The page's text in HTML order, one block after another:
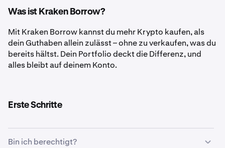
Was ist Kraken Borrow?
Mit Kraken Borrow kannst du mehr Krypto kaufen, als
dein Guthaben allein zulässt – ohne zu verkaufen, was du
bereits hältst. Dein Portfolio deckt die Differenz, und
alles bleibt auf deinem Konto.
Erste Schritte
Bin ich berechtigt?